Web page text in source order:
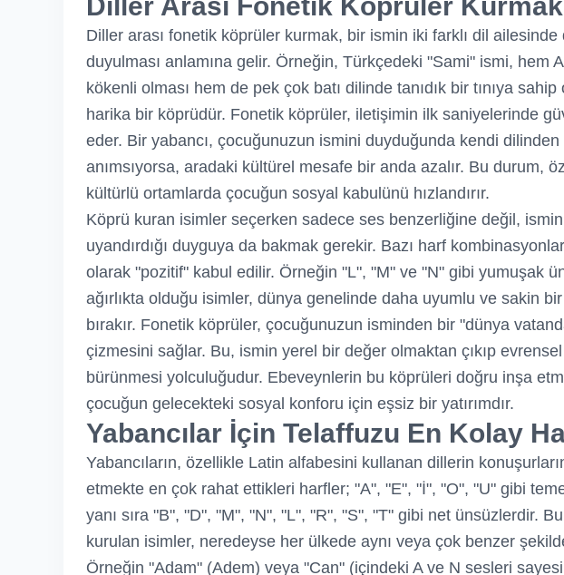
Diller arası fonetik köprüler kurmak, bir ismin iki farklı dil ailesinde
duyulması anlamına gelir. Örneğin, Türkçedeki "Sami" ismi, hem
kökenli olması hem de pek çok batı dilinde tanıdık bir tınıya sahip
harika bir köprüdür. Fonetik köprüler, iletişimin ilk saniyelerinde
eder. Bir yabancı, çocuğunuzun ismini duyduğunda kendi dilinden
anımsıyorsa, aradaki kültürel mesafe bir anda azalır. Bu durum,
kültürlü ortamlarda çocuğun sosyal kabulünü hızlandırır.
Köprü kuran isimler seçerken sadece ses benzerliğine değil, ismin
uyandırdığı duyguya da bakmak gerekir. Bazı harf
olarak "pozitif" kabul edilir. Örneğin "L", "M" ve "N" gibi yumuşak
ağırlıkta olduğu isimler, dünya genelinde daha uyumlu ve sakin
bırakır. Fonetik köprüler, çocuğunuzun isminden bir "dünya
çizmesini sağlar. Bu, ismin yerel bir değer olmaktan çıkıp
bürünmesi yolculuğudur. Ebeveynlerin bu köprüleri doğru inşa
çocuğun gelecekteki sosyal konforu için eşsiz bir yatırımdır.
Yabancılar İçin Telaffuzu En Kolay
Yabancıların, özellikle Latin alfabesini kullanan dillerin
etmekte en çok rahat ettikleri harfler; "A", "E", "İ", "O", "U" gibi
yanı sıra "B", "D", "M", "N", "L", "R", "S", "T" gibi net ünsüzlerdir.
kurulan isimler, neredeyse her ülkede aynı veya çok benzer
Örneğin "Adam" (Adem) veya "Can" (içindeki A ve N sesleri